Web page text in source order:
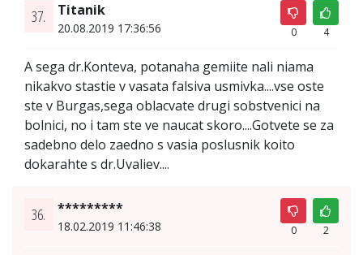
37. Titanik
20.08.2019 17:36:56 0 4
A sega dr.Konteva, potanaha gemiite nali niama
nikakvo stastie v vasata falsiva usmivka....vse oste
ste v Burgas,sega oblacvate drugi sobstvenici na
bolnici, no i tam ste ve naucat skoro....Gotvete se za
sadebno delo zaedno s vasia poslusnik koito
dokarahte s dr.Uvaliev....
36. *********
18.02.2019 11:46:38 0 2